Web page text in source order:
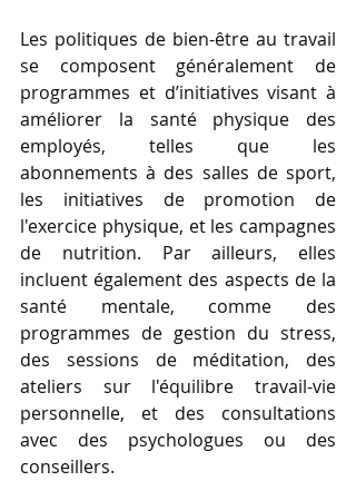
Les politiques de bien-être au travail
se composent généralement de
programmes et d’initiatives visant à
améliorer la santé physique des
employés, telles que les
abonnements à des salles de sport,
les initiatives de promotion de
l'exercice physique, et les campagnes
de nutrition. Par ailleurs, elles
incluent également des aspects de la
santé mentale, comme des
programmes de gestion du stress,
des sessions de méditation, des
ateliers sur l'équilibre travail-vie
personnelle, et des consultations
avec des psychologues ou des
conseillers.